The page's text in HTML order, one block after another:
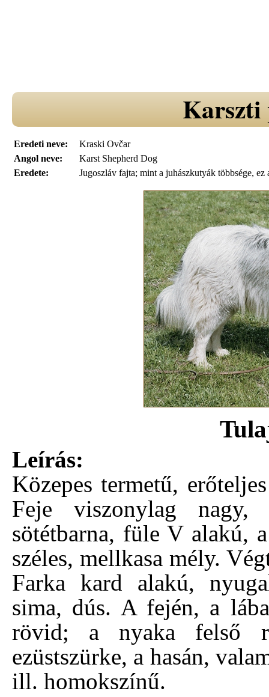
Karszti
Eredeti neve:
Kraski Ovčar
Angol neve:
Karst Shepherd Dog
Eredete:
Jugoszláv fajta; mint a juhászkutyák többsége,
Leírás:
Közepes termetű,
Feje viszonylag nagy,
sötétbarna, füle V alakú,
széles, mellkasa mély.
Farka kard alakú,
sima, dús. A fején, a
rövid; a nyaka felső
ezüstszürke, a hasán,
ill. homokszínű.